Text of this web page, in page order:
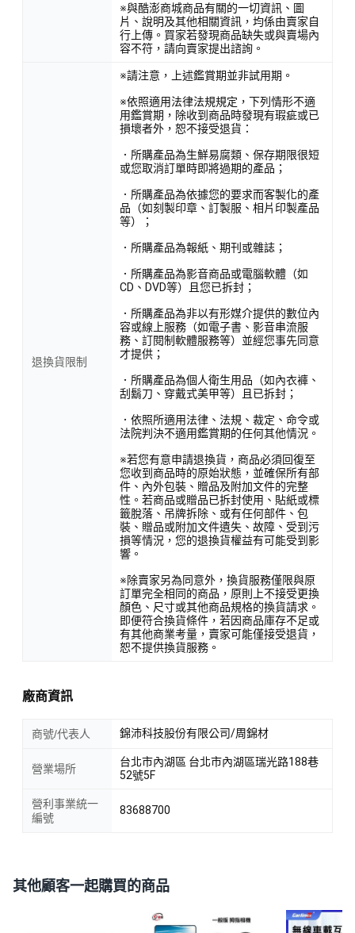
※與酷澎商城商品有關的一切資訊、圖
片、說明及其他相關資訊，均係由賣家自
行上傳。買家若發現商品缺失或與賣場內
容不符，請向賣家提出諮詢。
退換貨限制
※請注意，上述鑑賞期並非試用期。
※依照適用法律法規規定，下列情形不適
用鑑賞期，除收到商品時發現有瑕疵或已
損壞者外，恕不接受退貨：
．所購產品為生鮮易腐類、保存期限很短
或您取消訂單時即將過期的產品；
．所購產品為依據您的要求而客製化的產
品（如刻製印章、訂製服、相片印製產品
等）；
．所購產品為報紙、期刊或雜誌；
．所購產品為影音商品或電腦軟體（如
CD、DVD等）且您已拆封；
．所購產品為非以有形媒介提供的數位內
容或線上服務（如電子書、影音串流服
務、訂閱制軟體服務等）並經您事先同意
才提供；
．所購產品為個人衛生用品（如內衣褲、
刮鬍刀、穿戴式美甲等）且已拆封；
．依照所適用法律、法規、裁定、命令或
法院判決不適用鑑賞期的任何其他情況。
※若您有意申請退換貨，商品必須回復至
您收到商品時的原始狀態，並確保所有部
件、內外包裝、贈品及附加文件的完整
性。若商品或贈品已拆封使用、貼紙或標
籤脫落、吊牌拆除、或有任何部件、包
裝、贈品或附加文件遺失、故障、受到污
損等情況，您的退換貨權益有可能受到影
響。
※除賣家另為同意外，換貨服務僅限與原
訂單完全相同的商品，原則上不接受更換
顏色、尺寸或其他商品規格的換貨請求。
即便符合換貨條件，若因商品庫存不足或
有其他商業考量，賣家可能僅接受退貨，
恕不提供換貨服務。
廠商資訊
商號/代表人 錦沛科技股份有限公司/周錦材
營業場所
台北市內湖區 台北市內湖區瑞光路188巷
52號5F
營利事業統一
編號
83688700
其他顧客一起購買的商品